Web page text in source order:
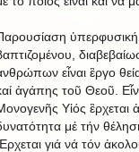
εἶναι ἒργο
ἀγάπης τοῦ Θεοῦ.
Υἱός ἒρχεται
μέ τήν
γιά νά τόν